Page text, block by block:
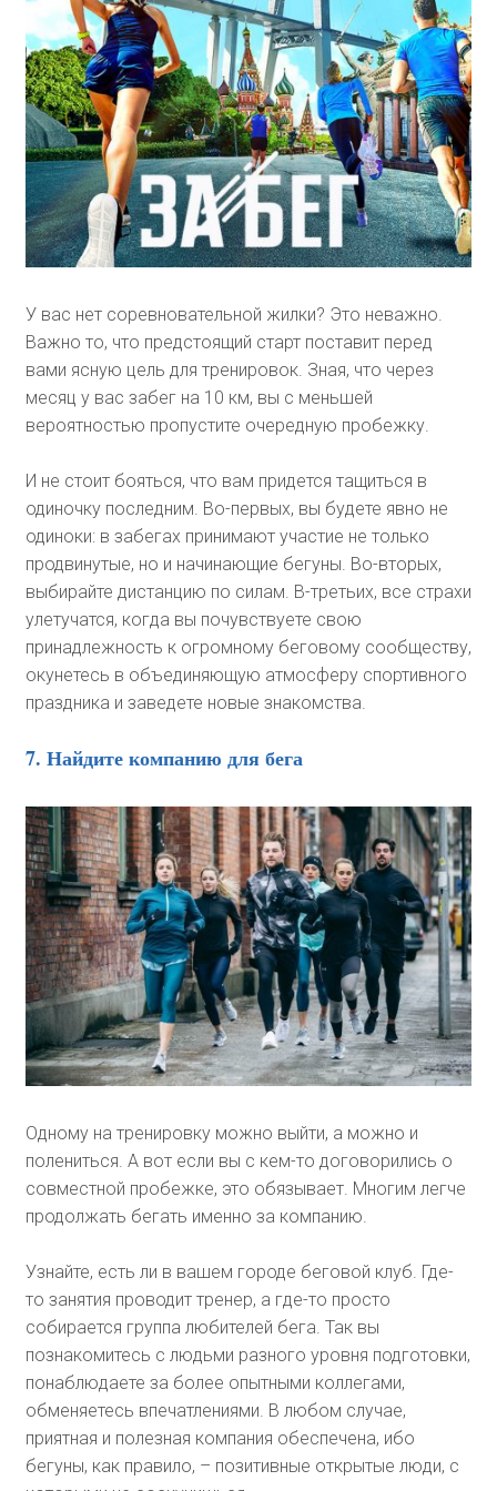
У вас нет соревновательной жилки? Это неважно.
Важно то, что предстоящий старт поставит перед
вами ясную цель для тренировок. Зная, что через
месяц у вас забег на 10 км, вы с меньшей
вероятностью пропустите очередную пробежку.
И не стоит бояться, что вам придется тащиться в
одиночку последним. Во-первых, вы будете явно не
одиноки: в забегах принимают участие не только
продвинутые, но и начинающие бегуны. Во-вторых,
выбирайте дистанцию по силам. В-третьих, все страхи
улетучатся, когда вы почувствуете свою
принадлежность к огромному беговому сообществу,
окунетесь в объединяющую атмосферу спортивного
праздника и заведете новые знакомства.
7. Найдите компанию для бега
Одному на тренировку можно выйти, а можно и
полениться. А вот если вы с кем-то договорились о
совместной пробежке, это обязывает. Многим легче
продолжать бегать именно за компанию.
Узнайте, есть ли в вашем городе беговой клуб. Где-
то занятия проводит тренер, а где-то просто
собирается группа любителей бега. Так вы
познакомитесь с людьми разного уровня подготовки,
понаблюдаете за более опытными коллегами,
обменяетесь впечатлениями. В любом случае,
приятная и полезная компания обеспечена, ибо
бегуны, как правило, – позитивные открытые люди, с